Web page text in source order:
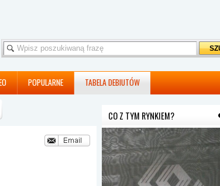
POPULARNE TABELA DEBIUTÓW
CO Z TYM RYNKIEM?